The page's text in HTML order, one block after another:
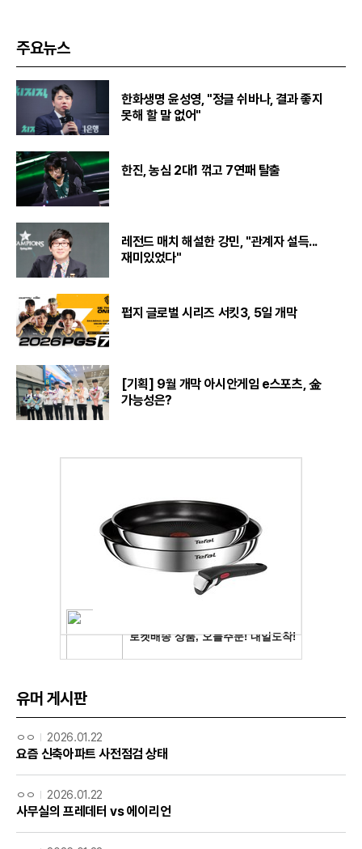
주요뉴스
한화생명 윤성영, "정글 쉬바나, 결과 좋지
못해 할 말 없어"
한진, 농심 2대1 꺾고 7연패 탈출
레전드 매치 해설한 강민, "관계자 설득...
재미있었다"
펍지 글로벌 시리즈 서킷3, 5일 개막
[기획] 9월 개막 아시안게임 e스포츠, 金
가능성은?
유머 게시판
ㅇㅇ 2026.01.22
요즘 신축아파트 사전점검 상태
ㅇㅇ 2026.01.22
사무실의 프레데터 vs 에이리언